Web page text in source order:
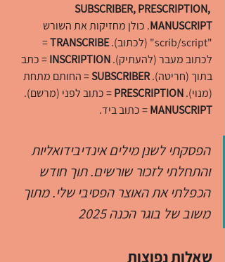
SUBSCRIBER, PRESCRIPTION,
MANUSCRIPT. כולן מחזיקות את השורש
"scrib/script" (לכתוב).
TRANSCRIBE
=
לכתוב מעבר (להעתיק). INSCRIPTION = כתב
בתוך (חריטה). SUBSCRIBER = החותם מתחת
(מנוי). PRESCRIPTION = כתוב לפני (מרשם).
MANUSCRIPT = כתוב ביד.
הפסקתי לשנן מילים אינדיבידואליות
והתחלתי לזכור שורשים. תוך חודש
הכפלתי את האוצר הפסיבי שלי. מתוך
משוב של בוגר הכנה 2025
שאלות נפוצות